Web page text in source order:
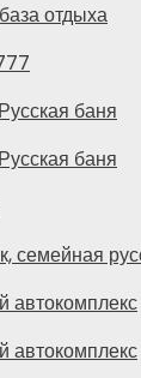
отдыха
баня
баня
семейная
автокомплекс
автокомплекс